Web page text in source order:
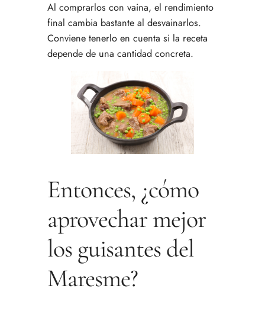
Al comprarlos con vaina, el rendimiento
final cambia bastante al desvainarlos.
Conviene tenerlo en cuenta si la receta
depende de una cantidad concreta.
Entonces, ¿cómo
aprovechar mejor
los guisantes del
Maresme?